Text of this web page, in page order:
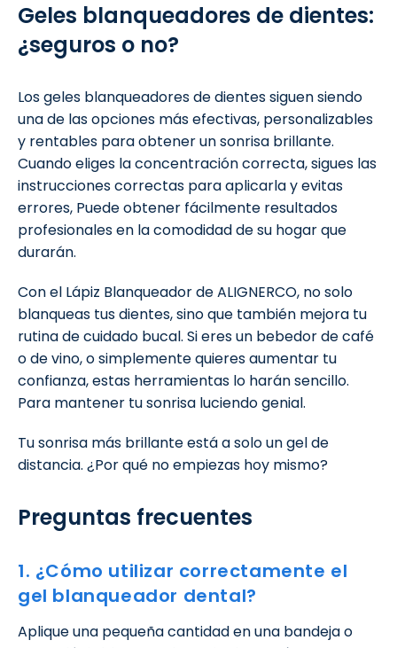
Geles blanqueadores de dientes:
¿seguros o no?
Los geles blanqueadores de dientes siguen siendo
una de las opciones más efectivas, personalizables
y rentables para obtener un sonrisa brillante.
Cuando eliges la concentración correcta, sigues las
instrucciones correctas para aplicarla y evitas
errores, Puede obtener fácilmente resultados
profesionales en la comodidad de su hogar que
durarán.
Con el Lápiz Blanqueador de ALIGNERCO, no solo
blanqueas tus dientes, sino que también mejora tu
rutina de cuidado bucal. Si eres un bebedor de café
o de vino, o simplemente quieres aumentar tu
confianza, estas herramientas lo harán sencillo.
Para mantener tu sonrisa luciendo genial.
Tu sonrisa más brillante está a solo un gel de
distancia. ¿Por qué no empiezas hoy mismo?
Preguntas frecuentes
1. ¿Cómo utilizar correctamente el
gel blanqueador dental?
Aplique una pequeña cantidad en una bandeja o